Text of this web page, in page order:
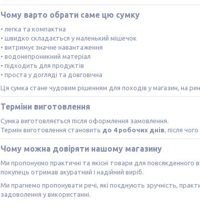
Чому варто обрати саме цю сумку
• легка та компактна
• швидко складається у маленький мішечок
• витримує значне навантаження
• водонепроникний матеріал
• підходить для продуктів
• проста у догляді та довговічна
Ця сумка стане чудовим рішенням для походів у магазин, на
Терміни виготовлення
Сумка виготовляється після оформлення замовлення.
Термін виготовлення становить до 4 робочих днів, після
Чому можна довіряти нашому магазину
Ми пропонуємо практичні та якісні товари для
покупець отримав акуратний і надійний виріб.
Ми прагнемо пропонувати речі, які поєднують зручність,
задоволення у використанні.